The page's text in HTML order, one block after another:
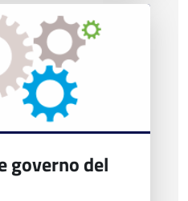
governo del